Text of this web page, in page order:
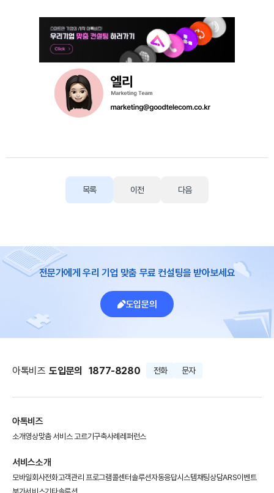
목록 이전 다음
전문가에게 우리 기업 맞춤 무료 컨설팅을 받아보세요
도입문의
아톡비즈 도입문의 1877-8280 전화 문자
아톡비즈
소개영상맞춤 서비스 고르기구축사례 레퍼런스
서비스소개
모바일회사전화고객관리 프로그램콜센터솔루션자동응답시스템채팅상담ARS이벤트